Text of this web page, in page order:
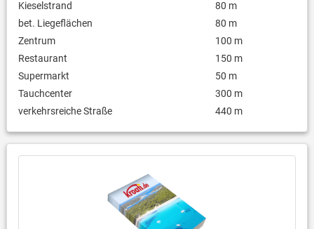
Kieselstrand
80 m
bet. Liegeflächen
80 m
Zentrum
100 m
Restaurant
150 m
Supermarkt
50 m
Tauchcenter
300 m
verkehrsreiche Straße
440 m